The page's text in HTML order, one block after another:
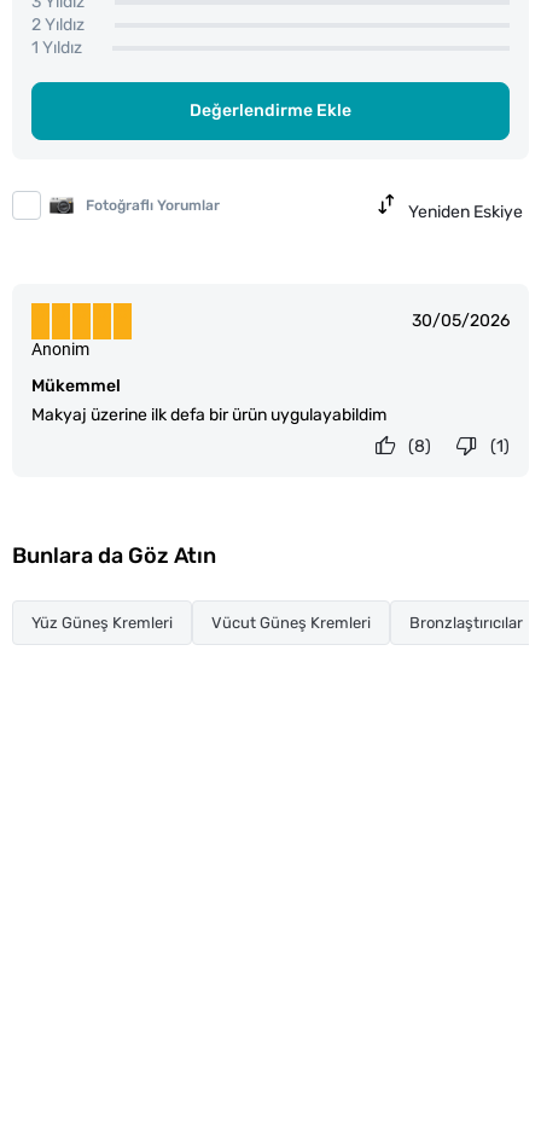
2 Yıldız
1 Yıldız
Değerlendirme Ekle
Fotoğraflı Yorumlar Yeniden Eskiye
30/05/2026
Mükemmel
Makyaj üzerine ilk defa bir ürün uygulayabildim
Anonim
(1)
(8)
Bunlara da Göz Atın
Yüz Güneş Kremleri Vücut Güneş Kremleri Bronzlaştırıcılar